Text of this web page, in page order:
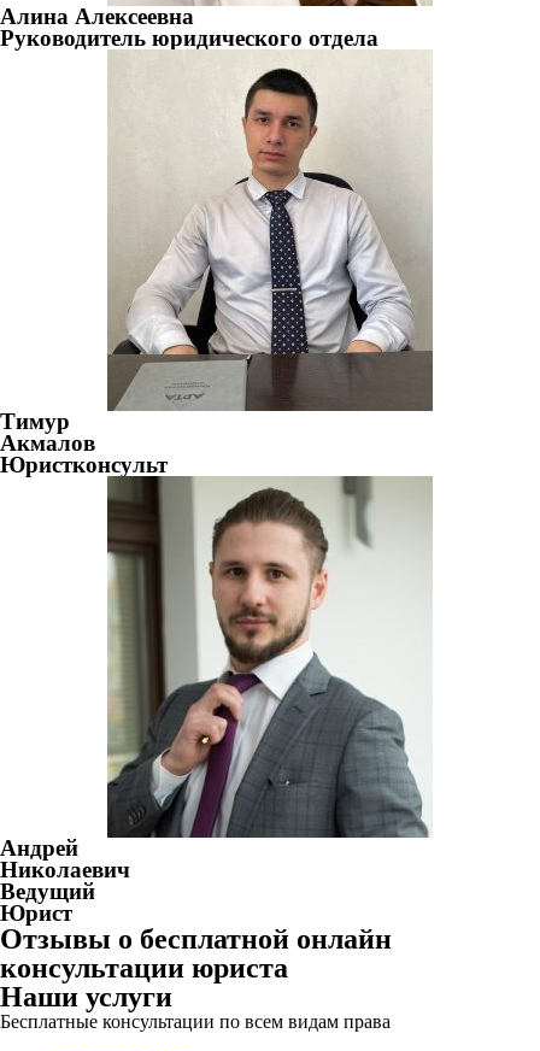
Алина Алексеевна
Руководитель юридического отдела
Тимур
Акмалов
Юристконсульт
Андрей
Николаевич
Ведущий
Юрист
Отзывы о бесплатной онлайн
консультации юриста
Наши услуги
Бесплатные консультации по всем видам права